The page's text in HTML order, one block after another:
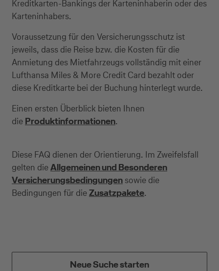
Kreditkarten-Bankings der Karteninhaberin oder des
Karteninhabers.
Voraussetzung für den Versicherungsschutz ist
jeweils, dass die Reise bzw. die Kosten für die
Anmietung des Mietfahrzeugs vollständig mit einer
Lufthansa Miles & More Credit Card bezahlt oder
diese Kreditkarte bei der Buchung hinterlegt wurde.
Einen ersten Überblick bieten Ihnen
die Produktinformationen.
Diese FAQ dienen der Orientierung. Im Zweifelsfall
gelten dieAllgemeinen und Besonderen
Versicherungsbedingungen sowie die
Bedingungen für dieZusatzpakete.
Neue Suche starten
Kreditkarte beantragen
gewünschten Antrag.